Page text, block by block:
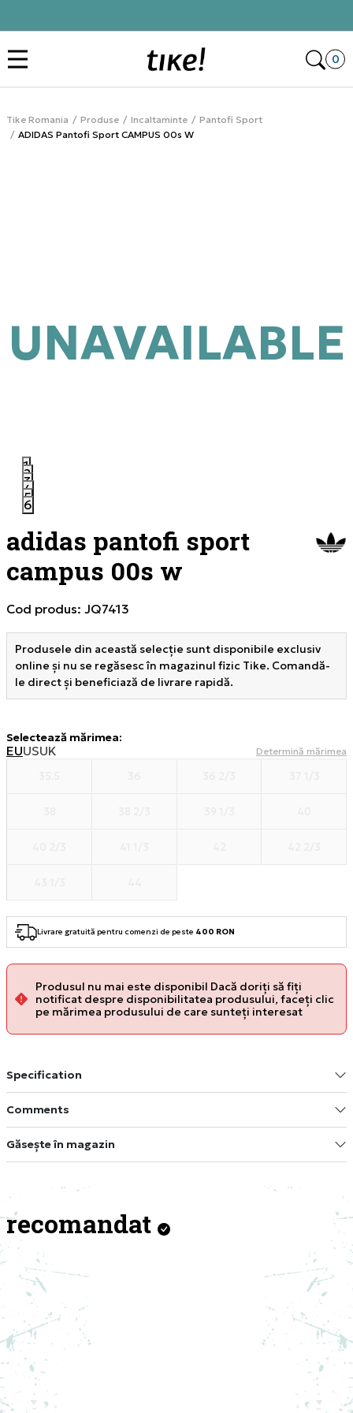
0
Tike Romania Produse Incaltaminte
Pantofi Sport
ADIDAS Pantofi Sport CAMPUS 00s W
1
2
3
4
5
6
UNAVAILABLE
adidas pantofi sport
campus 00s w
Cod produs: JQ7413
Produsele din această selecție sunt disponibile exclusiv
online și nu se regăsesc în magazinul fizic Tike. Comandă-
le direct și beneficiază de livrare rapidă.
Selectează mărimea:
EUUSUK Determină mărimea
Livrare gratuită pentru comenzi de peste 400 RON
Produsul nu mai este disponibil Dacă doriți să fiți
notificat despre disponibilitatea produsului, faceți clic
pe mărimea produsului de care sunteți interesat
Specification
Comments
Găsește în magazin
recomandat